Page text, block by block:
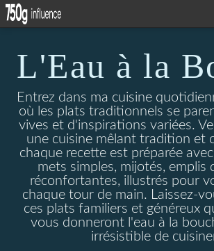
L'Eau à la
Entrez dans ma cuisine
où les plats traditionnels se
vives et d'inspirations variées.
une cuisine mêlant tradition et
chaque recette est préparée
mets simples, mijotés, emplis
réconfortantes, illustrés pour
chaque tour de main. Laissez-
ces plats familiers et généreux
vous donneront l'eau à la
irrésistible de